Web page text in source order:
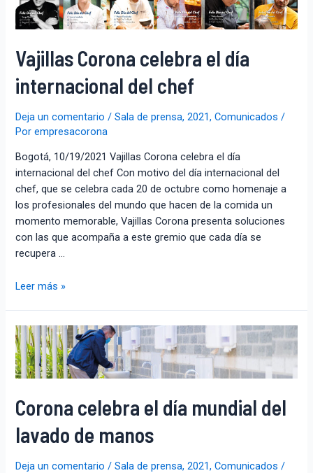
Vajillas Corona celebra el día
internacional del chef
Deja un comentario /Sala de prensa,2021,Comunicados /
Porempresacorona
Bogotá, 10/19/2021 Vajillas Corona celebra el día
internacional del chef Con motivo del día internacional del
chef, que se celebra cada 20 de octubre como homenaje a
los profesionales del mundo que hacen de la comida un
momento memorable, Vajillas Corona presenta soluciones
con las que acompaña a este gremio que cada día se
recupera …
Leer más »
Corona celebra el día mundial del
lavado de manos
Deja un comentario /Sala de prensa,2021,Comunicados /